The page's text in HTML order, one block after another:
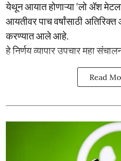
येथून आयात होणाऱ्या ‘लो ॲश
आयतीवर पाच वर्षांसाठी
करण्यात आले आहे.
हे निर्णय व्यापार उपचार महा
Read